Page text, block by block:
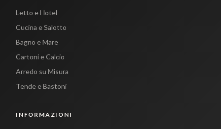
Letto e Hotel
Cucina e Salotto
Bagno e Mare
Cartoni e Calcio
Arredo su Misura
Tende e Bastoni
INFORMAZIONI